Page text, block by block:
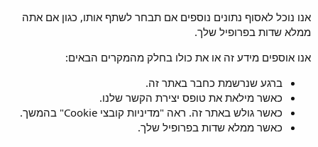
אנו נוכל לאסוף נתונים נוספים אם תבחר לשתף אותו, כגון אם אתה
ממלא שדות בפרופיל שלך.
אנו אוספים מידע זה או את כולו בחלק מהמקרים הבאים:
ברגע שנרשמת כחבר באתר זה.
כאשר מילאת את טופס יצירת הקשר שלנו.
כאשר גולש באתר זה. ראה "מדיניות קובצי Cookie" בהמשך.
כאשר ממלא שדות בפרופיל שלך.